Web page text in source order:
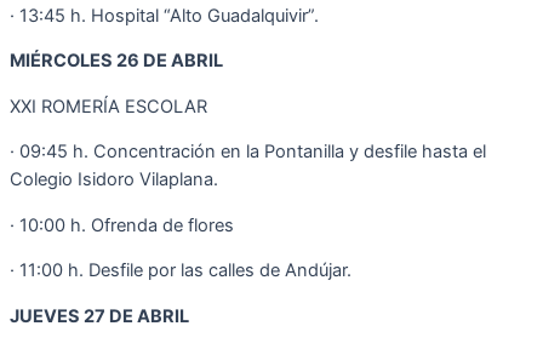
· 13:45 h. Hospital “Alto Guadalquivir”.
MIÉRCOLES 26 DE ABRIL
XXI ROMERÍA ESCOLAR
· 09:45 h. Concentración en la Pontanilla y desfile hasta el
Colegio Isidoro Vilaplana.
· 10:00 h. Ofrenda de flores
· 11:00 h. Desfile por las calles de Andújar.
JUEVES 27 DE ABRIL